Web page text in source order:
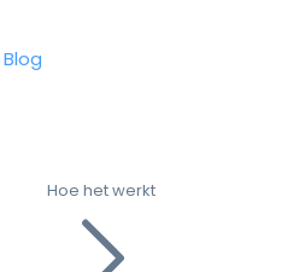
Blog
Hoe het werkt